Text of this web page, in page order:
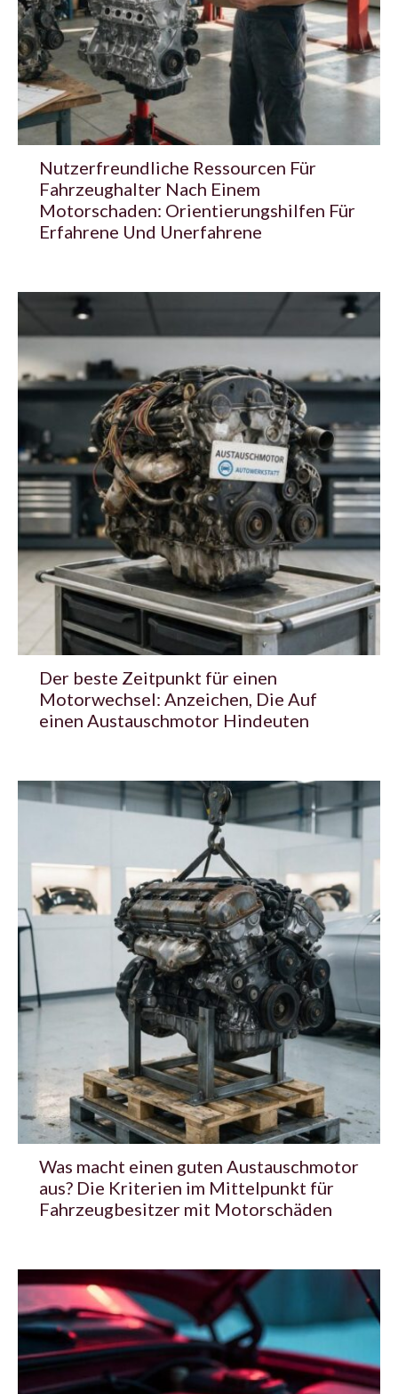
Nutzerfreundliche Ressourcen Für
Fahrzeughalter Nach Einem
Motorschaden: Orientierungshilfen Für
Erfahrene Und Unerfahrene
Der beste Zeitpunkt für einen
Motorwechsel: Anzeichen, Die Auf
einen Austauschmotor Hindeuten
Was macht einen guten Austauschmotor
aus? Die Kriterien im Mittelpunkt für
Fahrzeugbesitzer mit Motorschäden